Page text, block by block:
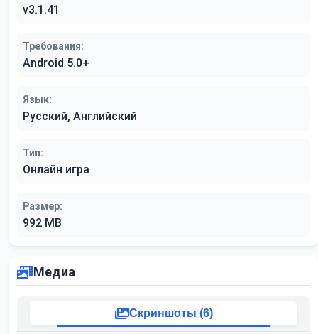
v3.1.41
Требования:
Android 5.0+
Язык:
Русский, Английский
Тип:
Онлайн игра
Размер:
992 MB
Медиа
Скриншоты (6)